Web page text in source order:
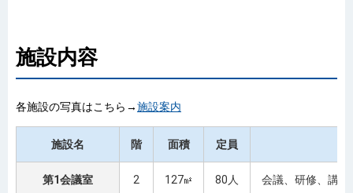
施設内容
各施設の写真はこちら→施設案内
施設名 階 面積 定員
第1会議室 2 127 80人 会議、研修、講